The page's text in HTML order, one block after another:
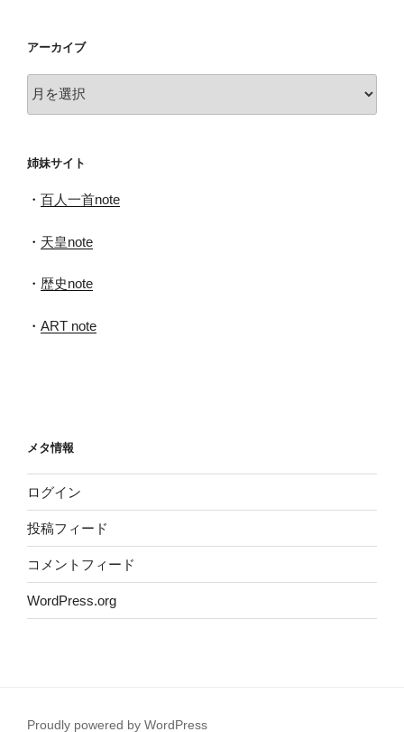
アーカイブ
ー
ブ
姉妹サイト
・ 百人一首note
・ 天皇note
・ 歴史note
・ ART note
メタ情報
ログイン
投稿フィード
コメントフィード
WordPress.org
Proudly powered by WordPress